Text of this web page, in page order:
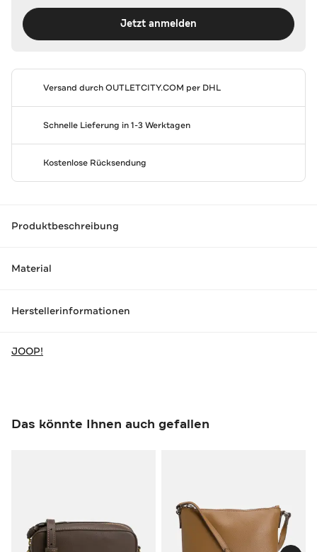
Jetzt anmelden
Versand durchOUTLETCITY.COM per DHL
Schnelle Lieferung in 1-3 Werktagen
Kostenlose Rücksendung
Produktbeschreibung
Material
Herstellerinformationen
JOOP!
Das könnte Ihnen auch gefallen